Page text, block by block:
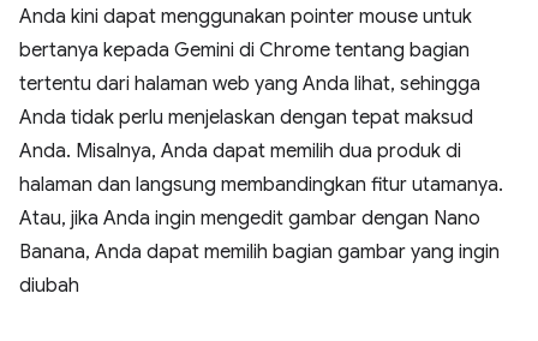
Anda kini dapat menggunakan pointer mouse untuk
bertanya kepada Gemini di Chrome tentang bagian
tertentu dari halaman web yang Anda lihat, sehingga
Anda tidak perlu menjelaskan dengan tepat maksud
Anda. Misalnya, Anda dapat memilih dua produk di
halaman dan langsung membandingkan fitur utamanya.
Atau, jika Anda ingin mengedit gambar dengan Nano
Banana, Anda dapat memilih bagian gambar yang ingin
diubah